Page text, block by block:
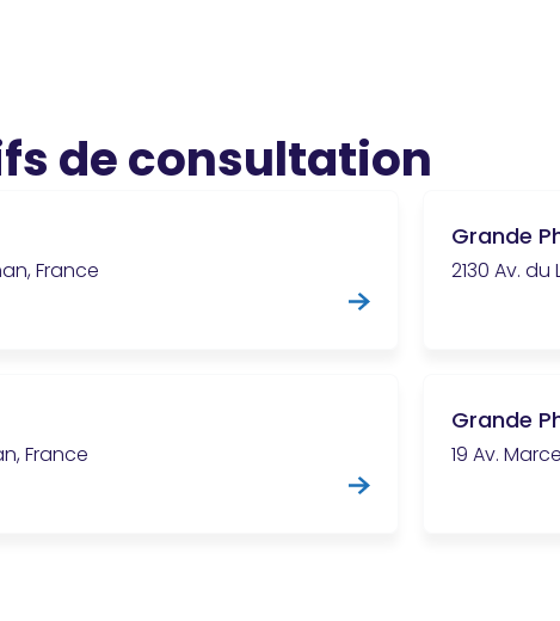
de consultation
France
Grande
2130 Av.
France
Grande
19 Av.